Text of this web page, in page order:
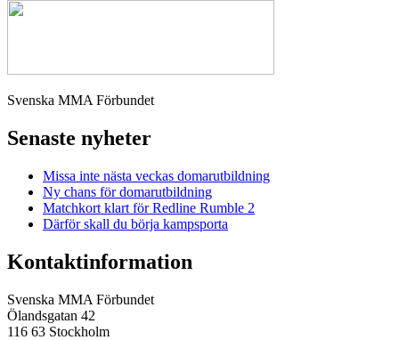
Svenska MMA Förbundet
Senaste nyheter
Missa inte nästa veckas domarutbildning
Ny chans för domarutbildning
Matchkort klart för Redline Rumble 2
Därför skall du börja kampsporta
Kontaktinformation
Svenska MMA Förbundet
Ölandsgatan 42
116 63 Stockholm